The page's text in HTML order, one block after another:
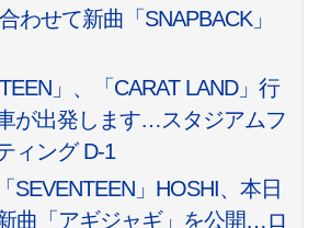
わせて新曲「SNAPBACK」
」、「CARAT LAND」行
が出発します…スタジアムフ
ィング D-1
SEVENTEEN」HOSHI、本日
新曲「アギジャギ」を公開…ロ